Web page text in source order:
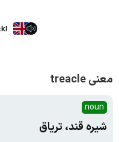
معنی treacle
noun
شیره قند، تریاق